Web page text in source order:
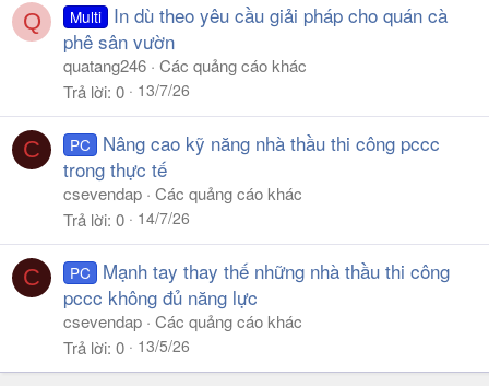
Q Multi
In dù theo yêu cầu giải pháp cho quán cà
phê sân vườn
quatang246 Các quảng cáo khác
Trả lời 0 13/7/26
C PC
Nâng cao kỹ năng nhà thầu thi công pccc
trong thực tế
csevendap Các quảng cáo khác
Trả lời 0 14/7/26
C PC
Mạnh tay thay thế những nhà thầu thi công
pccc không đủ năng lực
csevendap Các quảng cáo khác
Trả lời 0 13/5/26